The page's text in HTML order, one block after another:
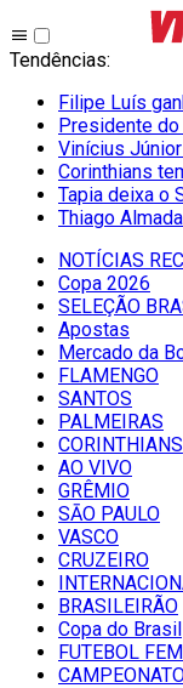
Tendências:
Filipe Luís
Presidente do
Vinícius
Corinthians
Tapia deixa o
Thiago
NOTÍCIAS
Copa 2026
SELEÇÃO
Apostas
Mercado da
FLAMENGO
SANTOS
PALMEIRAS
CORINTHIANS
AO VIVO
GRÊMIO
SĀO PAULO
VASCO
CRUZEIRO
BRASILEIRÃO
Copa do Brasil
FUTEBOL